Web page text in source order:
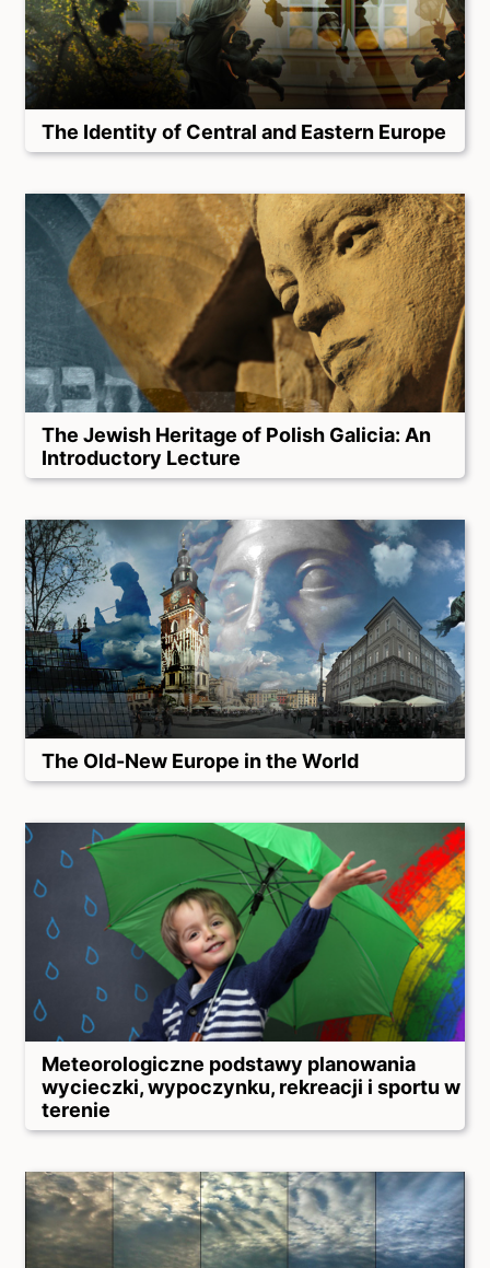
The Identity of Central and Eastern Europe
The Jewish Heritage of Polish Galicia: An
Introductory Lecture
The Old-New Europe in the World
Meteorologiczne podstawy planowania
wycieczki, wypoczynku, rekreacji i sportu w
terenie